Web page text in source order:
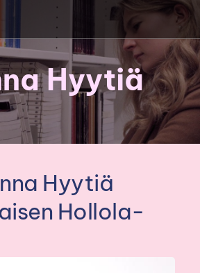
Hyytiä
Hyytiä
Hollola-